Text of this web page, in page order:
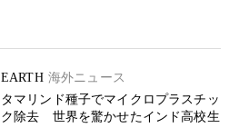
EARTH 海外ニュース
タマリンド種子でマイクロプラスチッ
ク除去 世界を驚かせたインド高校生